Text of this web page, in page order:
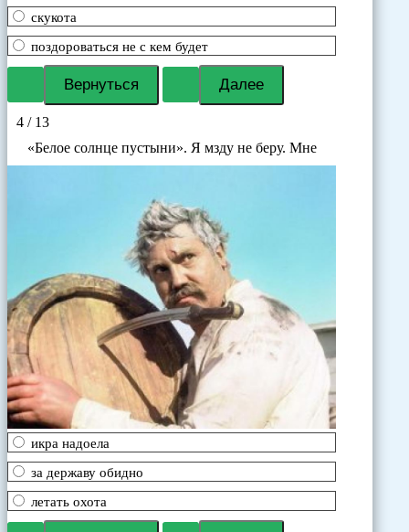
скукота
поздороваться не с кем будет
4 / 13
«Белое солнце пустыни». Я мзду не беру. Мне
икра надоела
за державу обидно
летать охота